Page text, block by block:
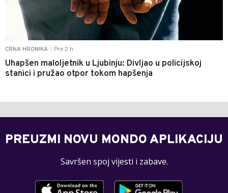
CRNA HRONIKA Pre 2 h
Uhapšen maloljetnik u Ljubinju: Divljao u policijskoj
stanici i pružao otpor tokom hapšenja
PREUZMI NOVU MONDO APLIKACIJU
Savršen spoj vijesti i zabave.